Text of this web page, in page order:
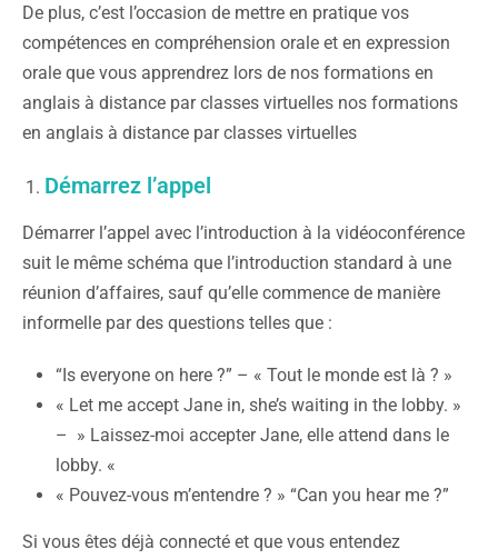
De plus, c’est l’occasion de mettre en pratique vos
compétences en compréhension orale et en expression
orale que vous apprendrez lors de nos formations en
anglais à distance par classes virtuelles nos formations
en anglais à distance par classes virtuelles
Démarrez l’appel
Démarrer l’appel avec l’introduction à la vidéoconférence
suit le même schéma que l’introduction standard à une
réunion d’affaires, sauf qu’elle commence de manière
informelle par des questions telles que :
“Is everyone on here ?” – « Tout le monde est là ? »
« Let me accept Jane in, she’s waiting in the lobby. »
– » Laissez-moi accepter Jane, elle attend dans le
lobby. «
« Pouvez-vous m’entendre ? » “Can you hear me ?”
Si vous êtes déjà connecté et que vous entendez